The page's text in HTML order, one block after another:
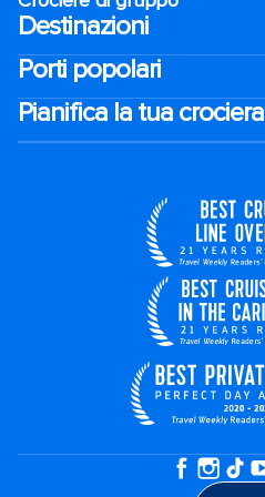
Destinazioni
Porti popolari
Pianifica la tua crociera